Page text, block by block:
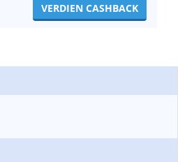
VERDIEN CASHBACK